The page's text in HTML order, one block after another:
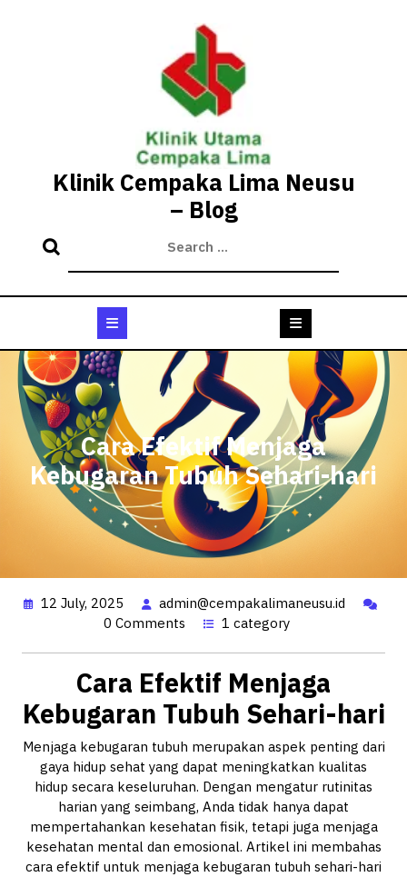
Klinik Cempaka Lima Neusu
– Blog
Button
Cara Efektif Menjaga
Kebugaran Tubuh Sehari-hari
12 July, 2025
admin@cempakalimaneusu.id
0 Comments
1 category
Cara Efektif Menjaga
Kebugaran Tubuh Sehari-hari
Menjaga kebugaran tubuh merupakan aspek penting dari
gaya hidup sehat yang dapat meningkatkan kualitas
hidup secara keseluruhan. Dengan mengatur rutinitas
harian yang seimbang, Anda tidak hanya dapat
mempertahankan kesehatan fisik, tetapi juga menjaga
kesehatan mental dan emosional. Artikel ini membahas
cara efektif untuk menjaga kebugaran tubuh sehari-hari